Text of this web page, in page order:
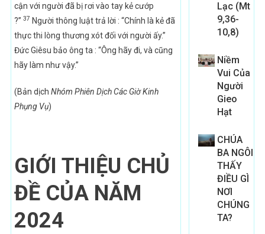
cận với người đã bị rơi vào tay kẻ cướp
?” 37 Người thông luật trả lời : “Chính là kẻ đã
thực thi lòng thương xót đối với người ấy.”
Đức Giêsu bảo ông ta : “Ông hãy đi, và cũng
hãy làm như vậy.”
(Bản dịch Nhóm Phiên Dịch Các Giờ Kinh
Phụng Vụ)
GIỚI THIỆU CHỦ
ĐỀ CỦA NĂM
2024
Lạc (Mt
9,36-
10,8)
Niềm
Vui Của
Người
Gieo
Hạt
CHÚA
BA NGÔI
THẤY
ĐIỀU GÌ
NƠI
CHÚNG
TA?